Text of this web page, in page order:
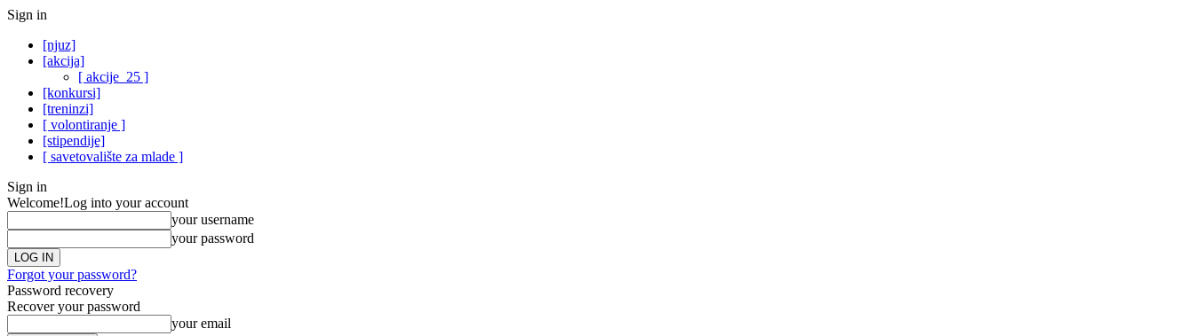
Sign in
[njuz]
[akcija]
[ akcije_25 ]
[konkursi]
[treninzi]
[ volontiranje ]
[stipendije]
[ savetovalište za mlade ]
Sign in
Welcome!Log into your account
your username
your password
Forgot your password?
Password recovery
Recover your password
your email